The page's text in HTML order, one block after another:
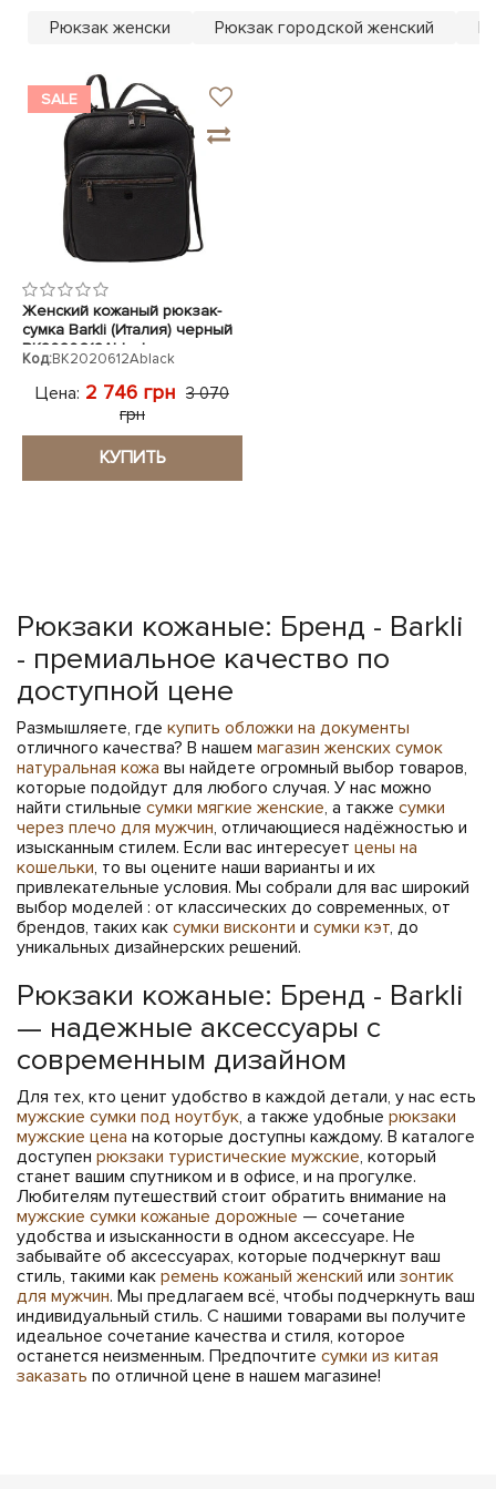
Рюкзак женски Рюкзак городской женский
SALE
Женский кожаный рюкзак-
сумка Barkli (Италия) черный
BK2020612Ablack
Код:BK2020612Ablack
Цена: 2 746 грн 3 070
грн
КУПИТЬ
Рюкзаки кожаные: Бренд - Barkli
- премиальное качество по
доступной цене
Размышляете, где купить обложки на документы
отличного качества? В нашем магазин женских сумок
натуральная кожа вы найдете огромный выбор товаров,
которые подойдут для любого случая. У нас можно
найти стильные сумки мягкие женские, а также сумки
через плечо для мужчин, отличающиеся надёжностью и
изысканным стилем. Если вас интересует цены на
кошельки, то вы оцените наши варианты и их
привлекательные условия. Мы собрали для вас широкий
выбор моделей : от классических до современных, от
брендов, таких как сумки висконти и сумки кэт, до
уникальных дизайнерских решений.
Рюкзаки кожаные: Бренд - Barkli
— надежные аксессуары с
современным дизайном
Для тех, кто ценит удобство в каждой детали, у нас есть
мужские сумки под ноутбук, а также удобные рюкзаки
мужские цена на которые доступны каждому. В каталоге
доступен рюкзаки туристические мужские, который
станет вашим спутником и в офисе, и на прогулке.
Любителям путешествий стоит обратить внимание на
мужские сумки кожаные дорожные — сочетание
удобства и изысканности в одном аксессуаре. Не
забывайте об аксессуарах, которые подчеркнут ваш
стиль, такими как ремень кожаный женский или зонтик
для мужчин. Мы предлагаем всё, чтобы подчеркнуть ваш
индивидуальный стиль. С нашими товарами вы получите
идеальное сочетание качества и стиля, которое
останется неизменным. Предпочтите сумки из китая
заказать по отличной цене в нашем магазине!